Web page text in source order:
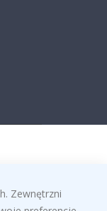
Zewnętrzni